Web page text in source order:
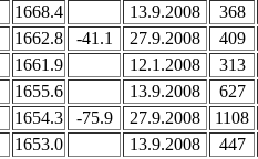
1668.4 13.9.2008 368
1662.8 -41.1 27.9.2008 409
1661.9 12.1.2008 313
1655.6 13.9.2008 627
1654.3 -75.9 27.9.2008 1108
1653.0 13.9.2008 447